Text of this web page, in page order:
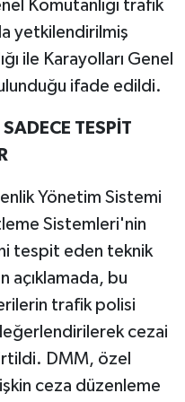
Komutanlığı trafik
yetkilendirilmiş
ile Karayolları Genel
ifade edildi.
SADECE TESPİT
Yönetim Sistemi
Sistemleri'nin
tespit eden teknik
açıklamada, bu
trafik polisi
cezai
DMM, özel
ceza düzenleme